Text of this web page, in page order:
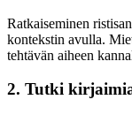
Ratkaiseminen
kontekstin avulla.
tehtävän aiheen
2. Tutki